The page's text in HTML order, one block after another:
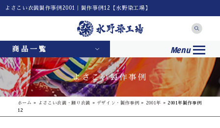
よさこい衣装製作事例2001｜製作事例12【水野染工場】
商品一覧 Menu
よさこい製作事例
ホーム » よさこい衣装・踊り衣装 » デザイン・製作事例 » 2001年 » 2001年製作事例
12